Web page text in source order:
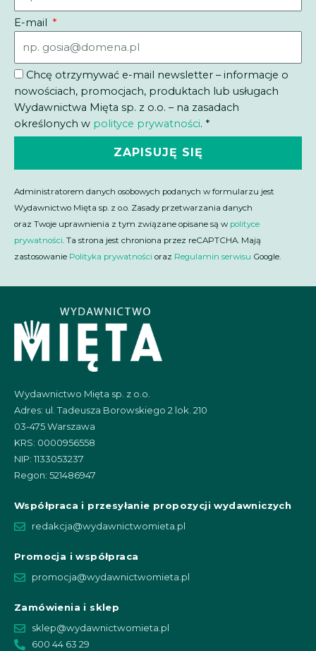
E-mail
Chcę otrzymywać e-mail newsletter – informacje o
nowościach, promocjach, produktach lub usługach
Wydawnictwa Mięta sp. z o.o. – na zasadach
określonych w polityce prywatności. *
ZAPISUJĘ SIĘ
Administratorem danych osobowych podanych w formularzu jest
Wydawnictwo Mięta sp. z o.o. Zasady przetwarzania danych
oraz Twoje uprawnienia z tym związane opisane są w polityce
prywatności . Ta strona jest chroniona przez reCAPTCHA. Mają
zastosowanie Polityka prywatności oraz Regulamin serwisu Google.
Wydawnictwo Mięta sp. z o.o.
Adres: ul. Tadeusza Borowskiego 2 lok. 210
03-475 Warszawa
KRS: 0000956558
NIP: 1133053237
Regon: 521486947
Współpraca i przesyłanie propozycji wydawniczych
redakcja@wydawnictwomieta.pl
Promocja i współpraca
promocja@wydawnictwomieta.pl
Zamówienia i sklep
sklep@wydawnictwomieta.pl
600 44 63 29